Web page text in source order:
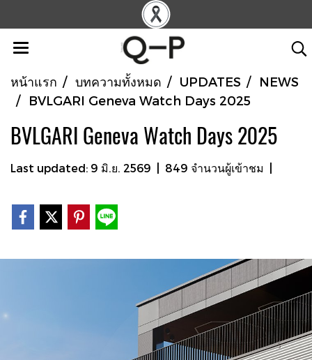
หน้าแรก บทความทั้งหมด UPDATES
NEWS
BVLGARI Geneva Watch Days 2025
BVLGARI Geneva Watch Days 2025
Last updated: 9 มิ.ย. 2569 849 จำนวนผู้เข้าชม